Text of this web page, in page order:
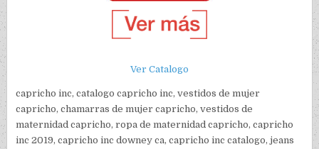
Ver Catalogo
capricho inc, catalogo capricho inc, vestidos de mujer
capricho, chamarras de mujer capricho, vestidos de
maternidad capricho, ropa de maternidad capricho, capricho
inc 2019, capricho inc downey ca, capricho inc catalogo, jeans